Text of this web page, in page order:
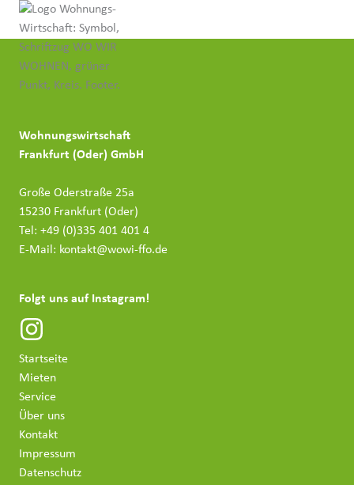
Wohnungswirtschaft
Frankfurt (Oder) GmbH
Große Oderstraße 25a
15230 Frankfurt (Oder)
Tel: +49 (0)335 401 401 4
E-Mail: kontakt@wowi-ffo.de
Folgt uns auf Instagram!
Start­seite
Mieten
Service
Über uns
Kontakt
Impressum
Daten­schutz